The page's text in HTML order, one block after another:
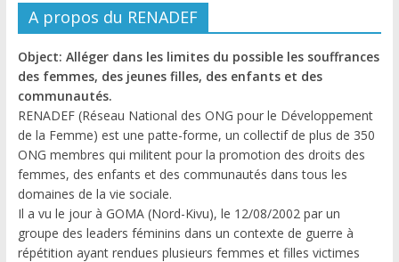
A propos du RENADEF
Object: Alléger dans les limites du possible les souffrances
des femmes, des jeunes filles, des enfants et des
communautés.
RENADEF (Réseau National des ONG pour le Développement
de la Femme) est une patte-forme, un collectif de plus de 350
ONG membres qui militent pour la promotion des droits des
femmes, des enfants et des communautés dans tous les
domaines de la vie sociale.
Il a vu le jour à GOMA (Nord-Kivu), le 12/08/2002 par un
groupe des leaders féminins dans un contexte de guerre à
répétition ayant rendues plusieurs femmes et filles victimes